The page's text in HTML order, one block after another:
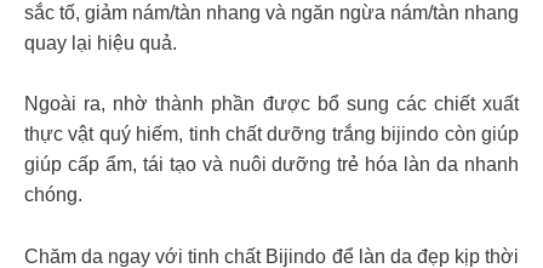
sắc tố, giảm nám/tàn nhang và ngăn ngừa nám/tàn nhang
quay lại hiệu quả.
Ngoài ra, nhờ thành phần được bổ sung các chiết xuất
thực vật quý hiếm, tinh chất dưỡng trắng bijindo còn giúp
giúp cấp ẩm, tái tạo và nuôi dưỡng trẻ hóa làn da nhanh
chóng.
Chăm da ngay với tinh chất Bijindo để làn da đẹp kịp thời